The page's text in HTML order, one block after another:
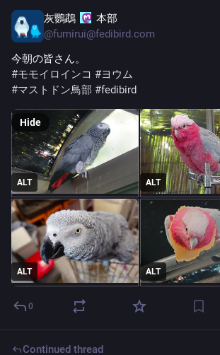
灰鸚鵡
本部
@fumirui@fedibird.com
今朝の皆さん。
#モモイロインコ #ヨウム
#マストドン鳥部 #fedibird
ALT ALT
ALT ALT
Hide
0
Continued thread